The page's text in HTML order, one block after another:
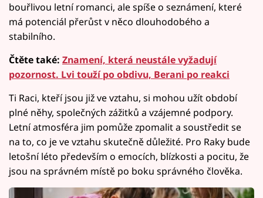
bouřlivou letní romanci, ale spíše o seznámení, které
má potenciál přerůst v něco dlouhodobého a
stabilního.
Čtěte také: Znamení, která neustále vyžadují
pozornost. Lvi touží po obdivu, Berani po reakci
Ti Raci, kteří jsou již ve vztahu, si mohou užít období
plné něhy, společných zážitků a vzájemné podpory.
Letní atmosféra jim pomůže zpomalit a soustředit se
na to, co je ve vztahu skutečně důležité. Pro Raky bude
letošní léto především o emocích, blízkosti a pocitu, že
jsou na správném místě po boku správného člověka.